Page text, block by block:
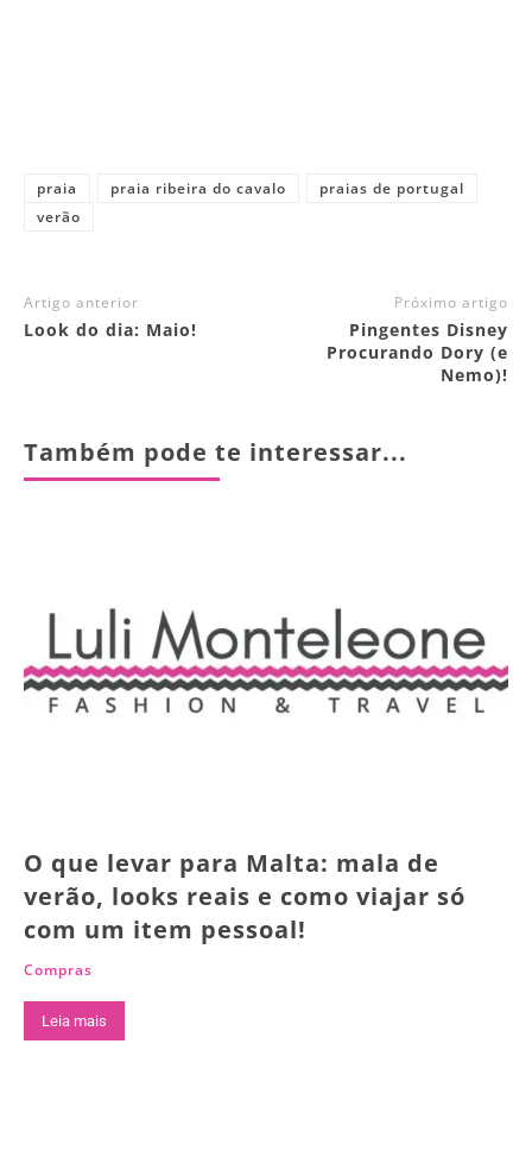
praia praia ribeira do cavalo
praias de portugal
verão
Artigo anterior
Look do dia: Maio!
Próximo artigo
Pingentes Disney
Procurando Dory (e
Nemo)!
Também pode te interessar...
O que levar para Malta: mala de
verão, looks reais e como viajar só
com um item pessoal!
Compras
Leia mais